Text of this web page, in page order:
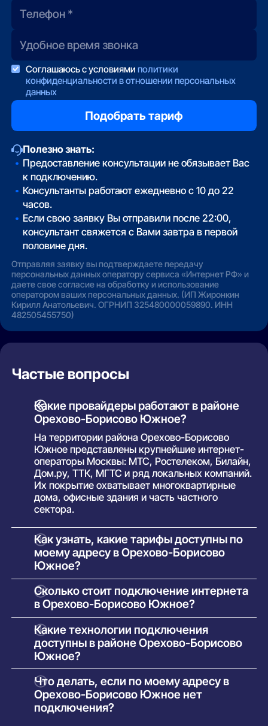
Соглашаюсь с условиями политики
конфиденциальности в отношении персональных
данных
Полезно знать:
Предоставление консультации не обязывает Вас
к подключению.
Консультанты работают ежедневно с 10 до 22
часов.
Если свою заявку Вы отправили после 22:00,
консультант свяжется с Вами завтра в первой
половине дня.
Отправляя заявку вы подтверждаете передачу
персональных данных оператору сервиса «Интернет РФ» и
даете свое согласие на обработку и использование
оператором ваших персональных данных. (ИП Жиронкин
Кирилл Анатольевич. ОГРНИП 325480000059890. ИНН
482505455750)
Частые вопросы
Какие провайдеры работают в районе
Орехово-Борисово Южное?
На территории района Орехово-Борисово
Южное представлены крупнейшие интернет-
операторы Москвы: МТС, Ростелеком, Билайн,
Дом.ру, ТТК, МГТС и ряд локальных компаний.
Их покрытие охватывает многоквартирные
дома, офисные здания и часть частного
сектора.
Как узнать, какие тарифы доступны по
моему адресу в Орехово-Борисово
Южное?
Просто введите точный адрес (улицу и номер
дома) в поиске на нашем сайте. Система
покажет полный список доступных интернет-
провайдеров и тарифов с указанием скорости,
стоимости, наличия ТВ и условий подключения.
Сколько стоит подключение интернета
в Орехово-Борисово Южное?
У большинства операторов базовое
подключение проводится бесплатно.
Оплачивается только выбранный тариф и, при
необходимости, аренда или покупка
оборудования. Точные условия указаны в
карточке каждого предложения.
Какие технологии подключения
доступны в районе Орехово-Борисово
Южное?
В зависимости от здания и инфраструктуры
провайдеров могут быть доступны:
оптоволоконный интернет (FTTH/GPON);
Что делать, если по моему адресу в
Орехово-Борисово Южное нет
подключения?